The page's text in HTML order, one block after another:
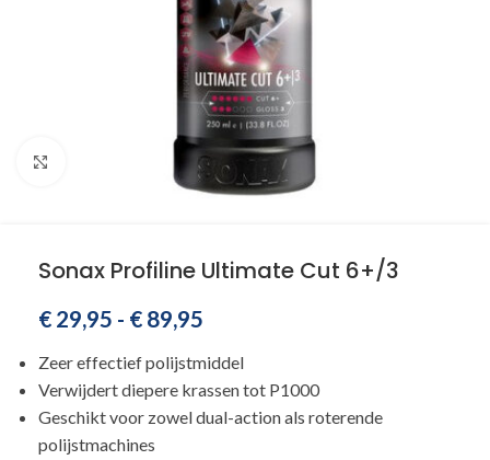
Klik om te vergroten
Sonax Profiline Ultimate Cut 6+/3
€ 29,95 - € 89,95
Zeer effectief polijstmiddel
Verwijdert diepere krassen tot P1000
Geschikt voor zowel dual-action als roterende
polijstmachines